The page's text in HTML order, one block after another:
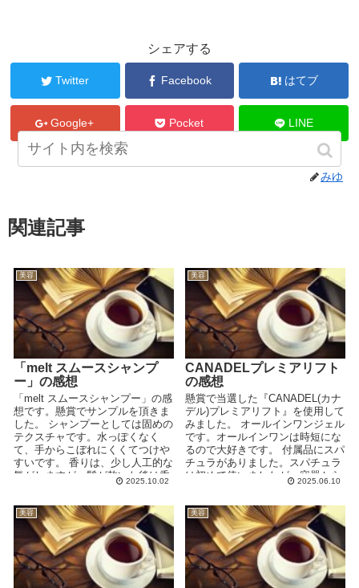
シェアする
Twitter Facebook はてブ
Google+ Pocket LINE
みゆ
関連記事
美容
「melt スムースシャンプ
ー」の感想
「melt スムースシャンプー」の感
想です。懸賞でサンプルを頂きま
した。 シャンプーとしては固めの
テクスチャです。水っぽくなく
て、手からこぼれにくくてつけや
すいです。 香りは、少し人工的な
気がしますが、髪が乾いた後は香
2025.10.02
美容
CANADELプレミアリフト
の感想
懸賞で当選した『CANADEL(カナ
デル)プレミアリフト』を使用して
みました。 オールインワンジェル
です。オールインワンは時短にな
るので大好きです。 付属品にスパ
チュラがありました。スパチュラ
は初めて使いましたが、容器から
2025.06.10
美容 美容